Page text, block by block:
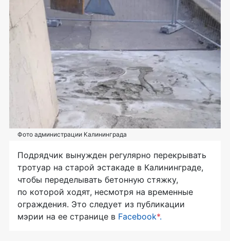
Фото администрации Калининграда
Подрядчик вынужден регулярно перекрывать
тротуар на старой эстакаде в Калининграде,
чтобы переделывать бетонную стяжку,
по которой ходят, несмотря на временные
ограждения. Это следует из публикации
мэрии на ее странице в Facebook*.